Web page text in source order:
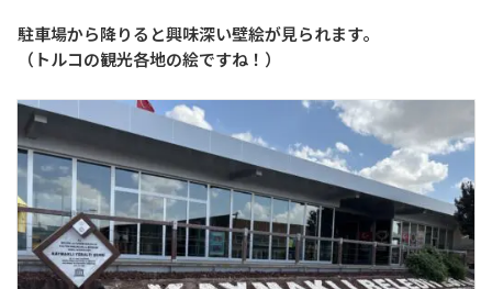
駐車場から降りると興味深い壁絵が見られます。
（トルコの観光各地の絵ですね！）